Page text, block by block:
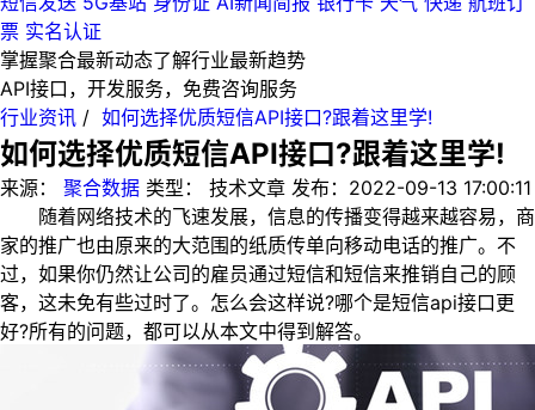
票 实名认证
掌握聚合最新动态了解行业最新趋势
API接口，开发服务，免费咨询服务
行业资讯 / 如何选择优质短信API接口?跟着这里学!
如何选择优质短信API接口?跟着这里学!
来源： 聚合数据 类型： 技术文章 发布： 2022-09-13 17:00:11
随着网络技术的飞速发展，信息的传播变得越来越容易，商
家的推广也由原来的大范围的纸质传单向移动电话的推广。不
过，如果你仍然让公司的雇员通过短信和短信来推销自己的顾
客，这未免有些过时了。怎么会这样说?哪个是短信api接口更
好?所有的问题，都可以从本文中得到解答。